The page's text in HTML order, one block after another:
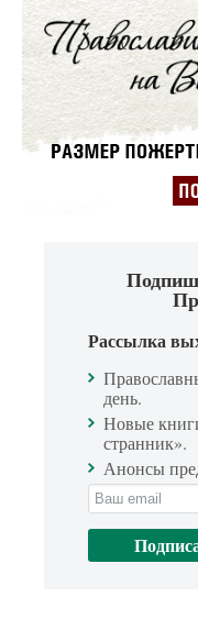
Рассылка
день.
Новые
странник».
Анонсы